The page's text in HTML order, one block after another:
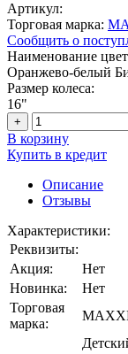
Артикул:
Торговая марка:
Сообщить о
Наименование
Оранжево-белый
Размер колеса:
16"
+
В корзину
Купить в кредит
Описание
Отзывы
Характеристики:
Реквизиты:
Акция:
Нет
Новинка:
Нет
Торговая
марка: